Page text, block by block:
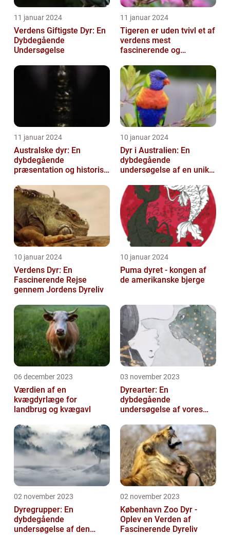
11 januar 2024
Verdens Giftigste Dyr: En
Dybdegående
Undersøgelse
11 januar 2024
Tigeren er uden tvivl et af
verdens mest
fascinerende og
11 januar 2024
Australske dyr: En
dybdegående
præsentation og historisk
10 januar 2024
Dyr i Australien: En
dybdegående
undersøgelse af en unik
10 januar 2024
Verdens Dyr: En
Fascinerende Rejse
gennem Jordens Dyreliv
10 januar 2024
Puma dyret - kongen af
de amerikanske bjerge
06 december 2023
Værdien af en
kvægdyrlæge for
landbrug og kvægavl
03 november 2023
Dyrearter: En
dybdegående
undersøgelse af vores
02 november 2023
Dyregrupper: En
dybdegående
undersøgelse af den
02 november 2023
København Zoo Dyr -
Oplev en Verden af
Fascinerende Dyreliv